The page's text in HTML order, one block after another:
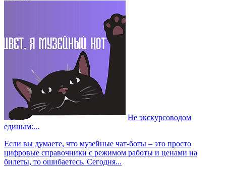
Не экскурсоводом
единым:...
Если вы думаете, что музейные чат-боты – это просто
цифровые справочники с режимом работы и ценами на
билеты, то ошибаетесь. Сегодня...